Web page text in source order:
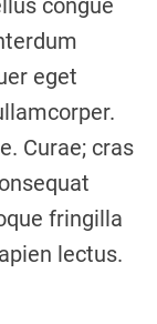
eget
Curae; cras
fringilla
lectus.